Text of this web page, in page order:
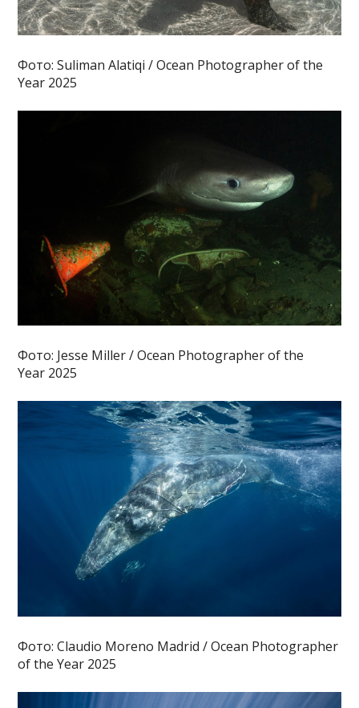
Фото: Suliman Alatiqi / Ocean Photographer of the
Year 2025
Фото: Jesse Miller / Ocean Photographer of the
Year 2025
Фото: Claudio Moreno Madrid / Ocean Photographer
of the Year 2025